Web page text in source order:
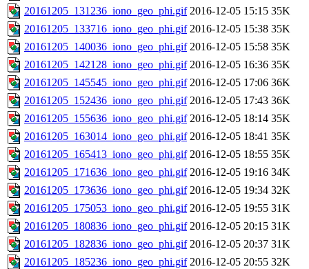
20161205_131236_iono_geo_phi.gif 2016-12-05 15:15 35K
20161205_133716_iono_geo_phi.gif 2016-12-05 15:38 35K
20161205_140036_iono_geo_phi.gif 2016-12-05 15:58 35K
20161205_142128_iono_geo_phi.gif 2016-12-05 16:36 35K
20161205_145545_iono_geo_phi.gif 2016-12-05 17:06 36K
20161205_152436_iono_geo_phi.gif 2016-12-05 17:43 36K
20161205_155636_iono_geo_phi.gif 2016-12-05 18:14 35K
20161205_163014_iono_geo_phi.gif 2016-12-05 18:41 35K
20161205_165413_iono_geo_phi.gif 2016-12-05 18:55 35K
20161205_171636_iono_geo_phi.gif 2016-12-05 19:16 34K
20161205_173636_iono_geo_phi.gif 2016-12-05 19:34 32K
20161205_175053_iono_geo_phi.gif 2016-12-05 19:55 31K
20161205_180836_iono_geo_phi.gif 2016-12-05 20:15 31K
20161205_182836_iono_geo_phi.gif 2016-12-05 20:37 31K
20161205_185236_iono_geo_phi.gif 2016-12-05 20:55 32K